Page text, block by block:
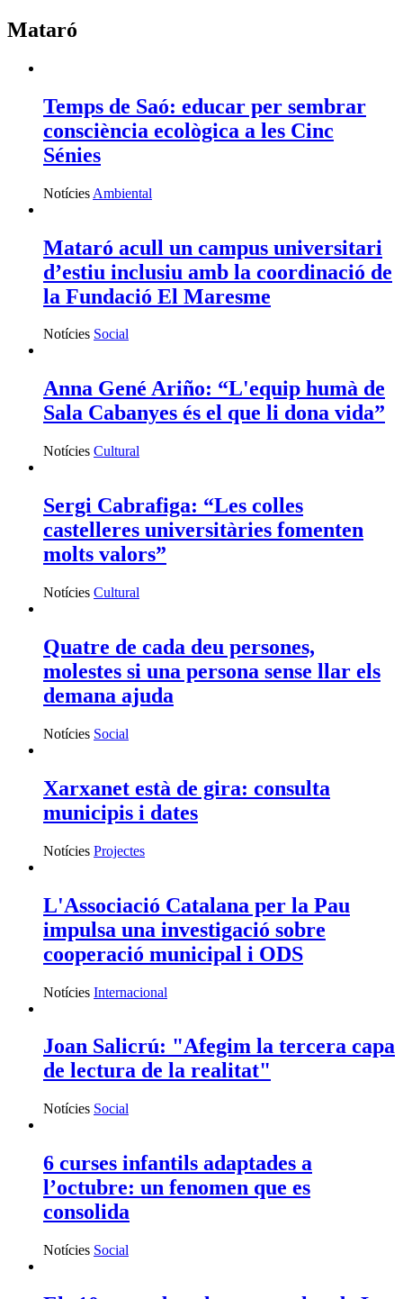
Mataró
Temps de Saó: educar per sembrar
consciència ecològica a les Cinc
Sénies
Notícies Ambiental
Mataró acull un campus universitari
d’estiu inclusiu amb la coordinació de
la Fundació El Maresme
Notícies Social
Anna Gené Ariño: “L'equip humà de
Sala Cabanyes és el que li dona vida”
Notícies Cultural
Sergi Cabrafiga: “Les colles
castelleres universitàries fomenten
molts valors”
Notícies Cultural
Quatre de cada deu persones,
molestes si una persona sense llar els
demana ajuda
Notícies Social
Xarxanet està de gira: consulta
municipis i dates
Notícies Projectes
L'Associació Catalana per la Pau
impulsa una investigació sobre
cooperació municipal i ODS
Notícies Internacional
Joan Salicrú: "Afegim la tercera capa
de lectura de la realitat"
Notícies Social
6 curses infantils adaptades a
l’octubre: un fenomen que es
consolida
Notícies Social